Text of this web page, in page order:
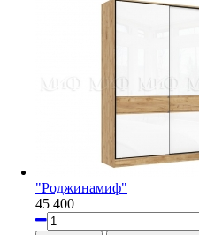
"Роджинамиф"
45 400